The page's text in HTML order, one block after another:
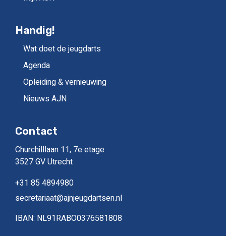
Handig!
Wat doet de jeugdarts
Agenda
Opleiding & vernieuwing
Nieuws AJN
Contact
Churchilllaan 11, 7e etage
3527 GV Utrecht
+31 85 4894980
secretariaat@ajnjeugdartsen.nl
IBAN: NL91RABO0376581808